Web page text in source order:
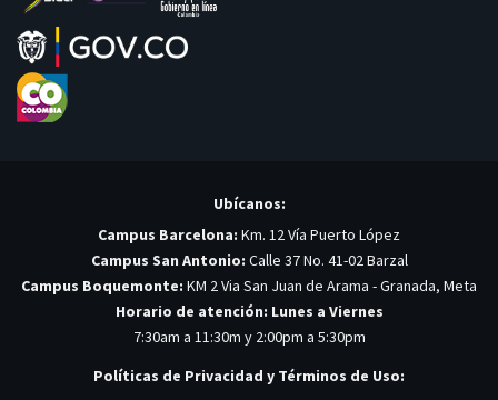
Ubícanos:
Campus Barcelona: Km. 12 Vía Puerto López
Campus San Antonio: Calle 37 No. 41-02 Barzal
Campus Boquemonte: KM 2 Via San Juan de Arama - Granada, Meta
Horario de atención: Lunes a Viernes
7:30am a 11:30m y 2:00pm a 5:30pm
Políticas de Privacidad y Términos de Uso: